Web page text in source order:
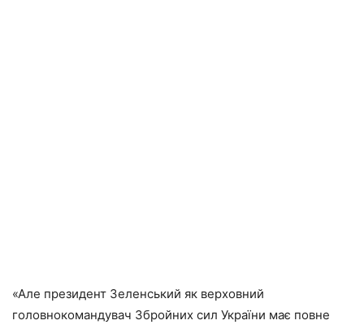
«Але президент Зеленський як верховний
головнокомандувач Збройних сил України має повне